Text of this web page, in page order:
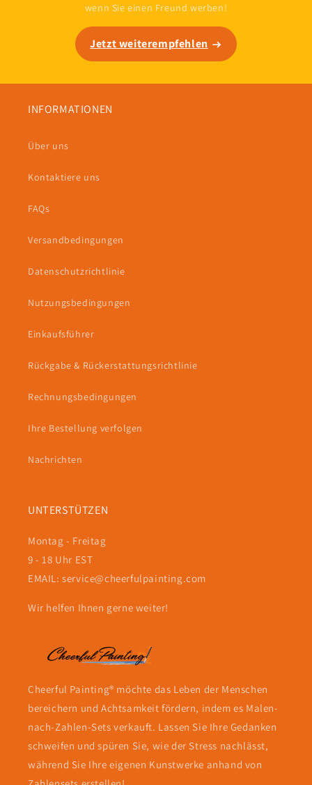
wenn Sie einen Freund werben!
Jetzt weiterempfehlen
INFORMATIONEN
Über uns
Kontaktiere uns
FAQs
Versandbedingungen
Datenschutzrichtlinie
Nutzungsbedingungen
Einkaufsführer
Rückgabe & Rückerstattungsrichtlinie
Rechnungsbedingungen
Ihre Bestellung verfolgen
Nachrichten
UNTERSTÜTZEN
Montag - Freitag
9 - 18 Uhr EST
EMAIL: service@cheerfulpainting.com
Wir helfen Ihnen gerne weiter!
Cheerful Painting® möchte das Leben der Menschen
bereichern und Achtsamkeit fördern, indem es Malen-
nach-Zahlen-Sets verkauft. Lassen Sie Ihre Gedanken
schweifen und spüren Sie, wie der Stress nachlässt,
während Sie Ihre eigenen Kunstwerke anhand von